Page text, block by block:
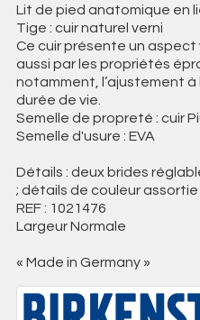
Lit de pied anatomique en
Tige : cuir naturel verni
Ce cuir présente un aspect
aussi par les propriétés
notamment, l’ajustement
durée de vie.
Semelle de propreté : cuir
Semelle d'usure : EVA
Détails : deux brides
; détails de couleur assortie
REF : 1021476
Largeur Normale
« Made in Germany »